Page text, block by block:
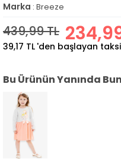
Marka : Breeze
439,99 TL
39,17 TL 'den başlayan
Bu Ürünün Yanında